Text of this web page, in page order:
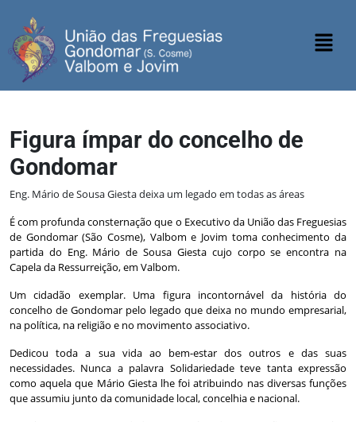
Figura ímpar do concelho de
Gondomar
Eng. Mário de Sousa Giesta deixa um legado em todas as áreas
É com profunda consternação que o Executivo da União das Freguesias
de Gondomar (São Cosme), Valbom e Jovim toma conhecimento da
partida do Eng. Mário de Sousa Giesta cujo corpo se encontra na
Capela da Ressurreição, em Valbom.
Um cidadão exemplar. Uma figura incontornável da história do
concelho de Gondomar pelo legado que deixa no mundo empresarial,
na política, na religião e no movimento associativo.
Dedicou toda a sua vida ao bem-estar dos outros e das suas
necessidades. Nunca a palavra Solidariedade teve tanta expressão
como aquela que Mário Giesta lhe foi atribuindo nas diversas funções
que assumiu junto da comunidade local, concelhia e nacional.